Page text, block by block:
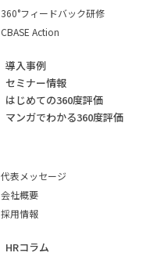
360°フィードバック研修
CBASE Action
導入事例
セミナー情報
はじめての360度評価
マンガでわかる360度評価
代表メッセージ
会社概要
採用情報
HRコラム